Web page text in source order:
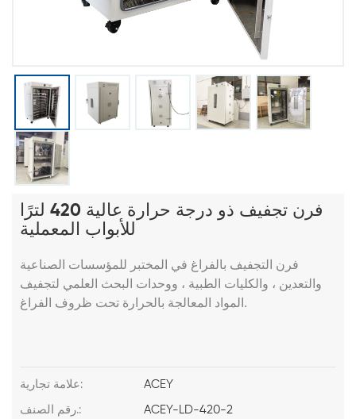
فرن تجفيف ذو درجة حرارة عالية 420 لترًا
للأبواب المعملية
فرن التجفيف بالفراغ في المختبر للمؤسسات الصناعية
والتعدين ، والكليات الطبية ، ووحدات البحث العلمي لتجفيف
المواد المعالجة بالحرارة تحت ظروف الفراغ.
علامة تجارية: ACEY
رقم الصنف.: ACEY-LD-420-2